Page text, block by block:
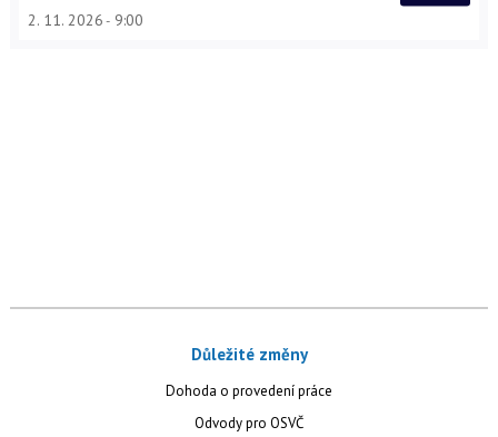
2. 11. 2026 9:00
Důležité změny
Dohoda o provedení práce
Odvody pro OSVČ